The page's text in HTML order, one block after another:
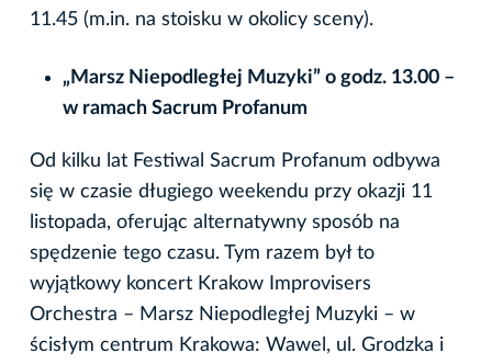
11.45 (m.in. na stoisku w okolicy sceny).
„Marsz Niepodległej Muzyki” o godz. 13.00 –
w ramach Sacrum Profanum
Od kilku lat Festiwal Sacrum Profanum odbywa
się w czasie długiego weekendu przy okazji 11
listopada, oferując alternatywny sposób na
spędzenie tego czasu. Tym razem był to
wyjątkowy koncert Krakow Improvisers
Orchestra – Marsz Niepodległej Muzyki – w
ścisłym centrum Krakowa: Wawel, ul. Grodzka i